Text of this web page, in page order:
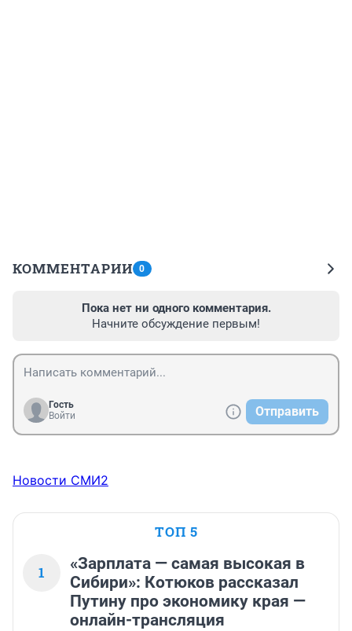
КОММЕНТАРИИ 0
Пока нет ни одного комментария.
Начните обсуждение первым!
Гость
Войти
Отправить
Новости СМИ2
ТОП 5
1
«Зарплата — самая высокая в
Сибири»: Котюков рассказал
Путину про экономику края —
онлайн-трансляция